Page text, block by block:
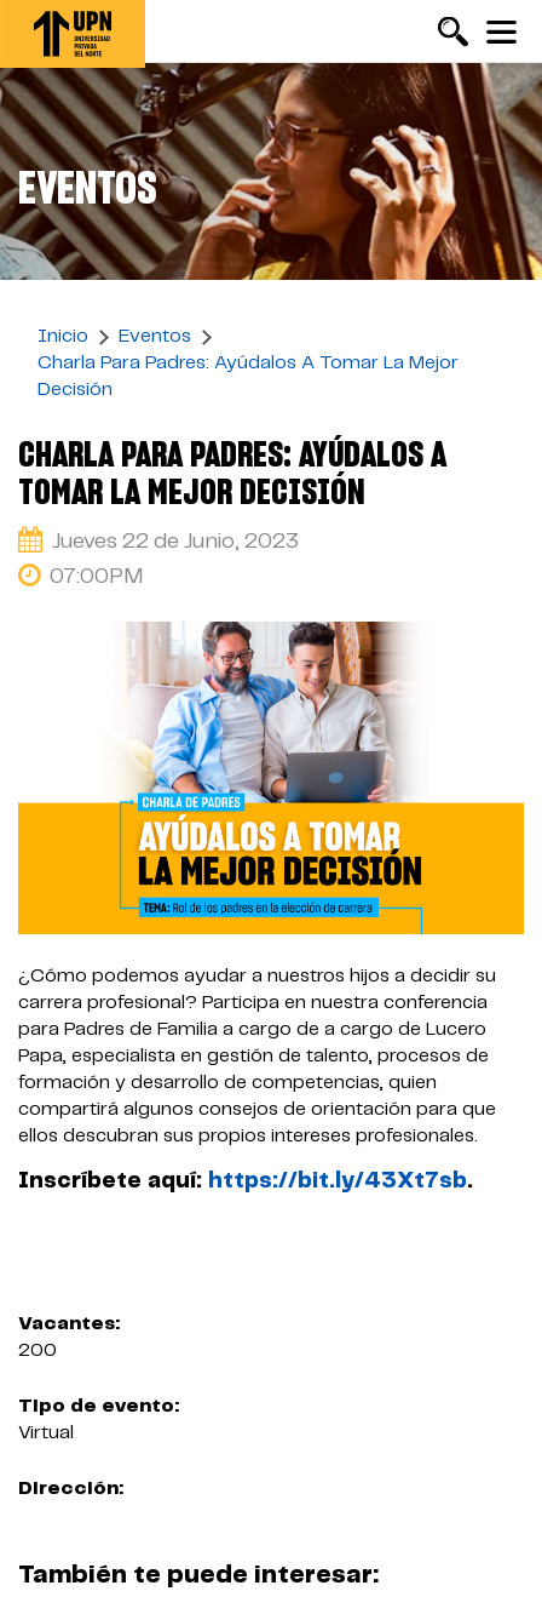
Pasar
contenido
principal
EVENTOS
Inicio
Eventos
Charla Para Padres: Ayúdalos A Tomar La Mejor
Decisión
CHARLA PARA PADRES: AYÚDALOS A
TOMAR LA MEJOR DECISIÓN
Jueves 22 de Junio, 2023
07:00PM
¿Cómo podemos ayudar a nuestros hijos a decidir su
carrera profesional? Participa en nuestra conferencia
para Padres de Familia a cargo de a cargo de Lucero
Papa, especialista en gestión de talento, procesos de
formación y desarrollo de competencias, quien
compartirá algunos consejos de orientación para que
ellos descubran sus propios intereses profesionales.
Inscríbete aquí: https://bit.ly/43Xt7sb.
Vacantes:
200
Tipo de evento:
Virtual
Dirección:
También te puede interesar: